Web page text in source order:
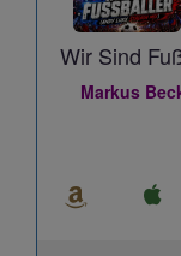
Wir Sind
Markus